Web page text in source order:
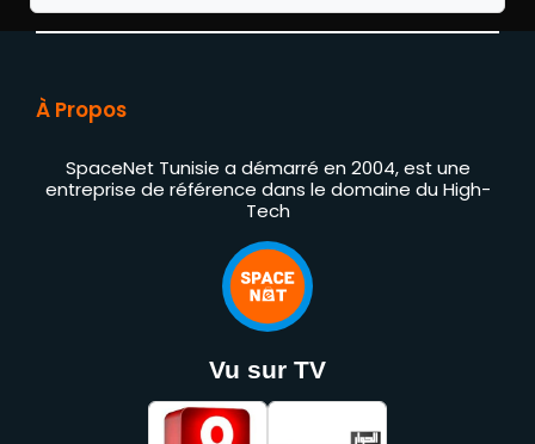
À Propos
SpaceNet Tunisie a démarré en 2004, est une
entreprise de référence dans le domaine du High-
Tech
Vu sur TV